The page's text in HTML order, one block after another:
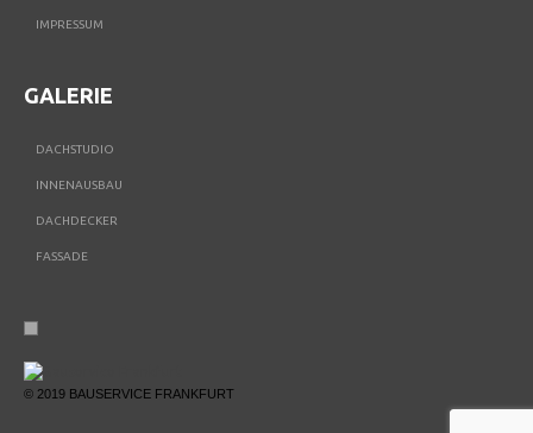
IMPRESSUM
GALERIE
DACHSTUDIO
INNENAUSBAU
DACHDECKER
FASSADE
© 2019 BAUSERVICE FRANKFURT